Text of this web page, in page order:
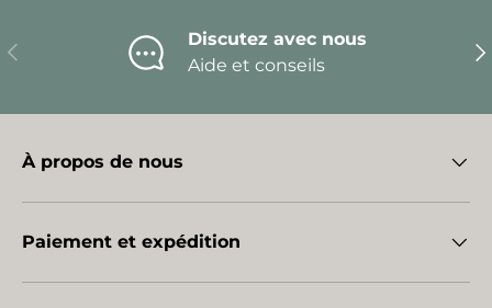
Précédent
Discutez avec nous
Aide et conseils
À propos de nous
Paiement et expédition